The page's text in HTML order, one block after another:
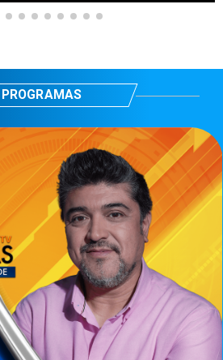
PROGRAMAS